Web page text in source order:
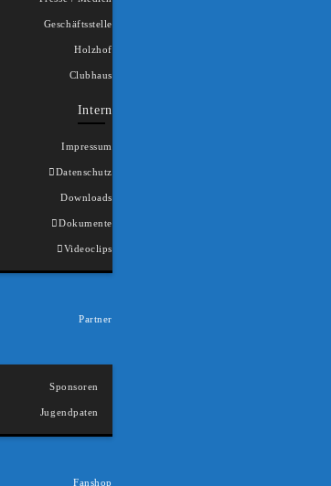
Geschäftsstelle
Holzhof
Clubhaus
Intern
Impressum
Datenschutz
Downloads
Dokumente
Videoclips
Partner
Sponsoren
Jugendpaten
Fanshop